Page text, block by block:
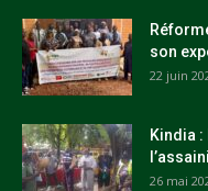
son
22 juin
Kindia
26 mai